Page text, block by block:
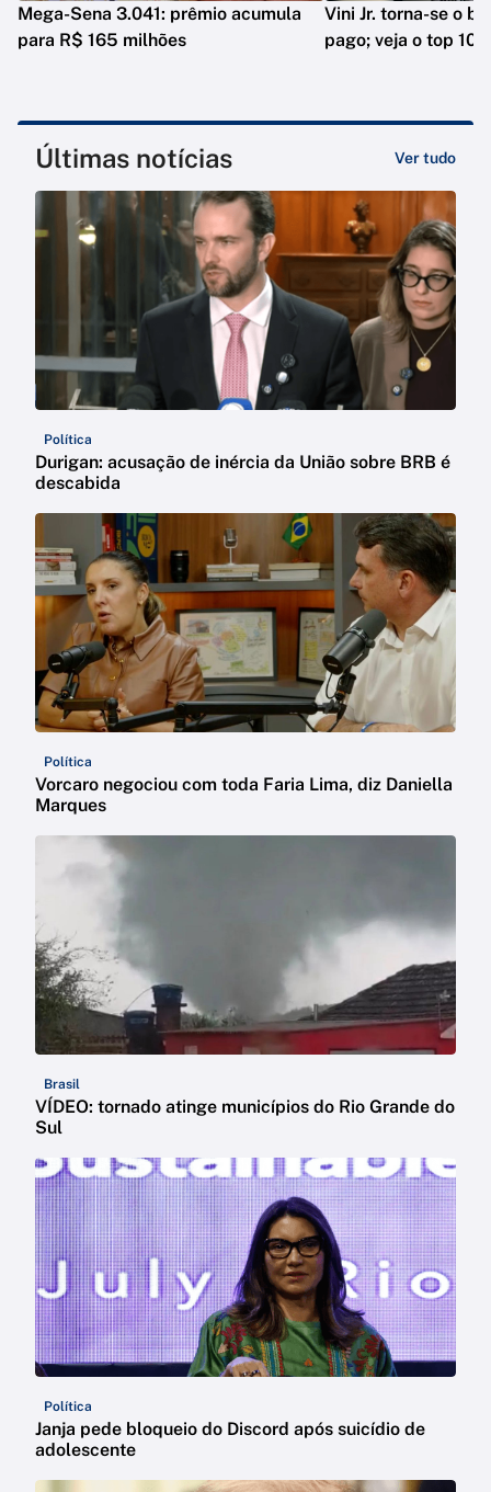
Mega-Sena 3.041: prêmio acumula
para R$ 165 milhões
Vini Jr. torna-se o
pago; veja o top 10
Últimas notícias Ver tudo
Política
Durigan: acusação de inércia da União sobre BRB é
descabida
Política
Vorcaro negociou com toda Faria Lima, diz Daniella
Marques
Brasil
VÍDEO: tornado atinge municípios do Rio Grande do
Sul
Política
Janja pede bloqueio do Discord após suicídio de
adolescente